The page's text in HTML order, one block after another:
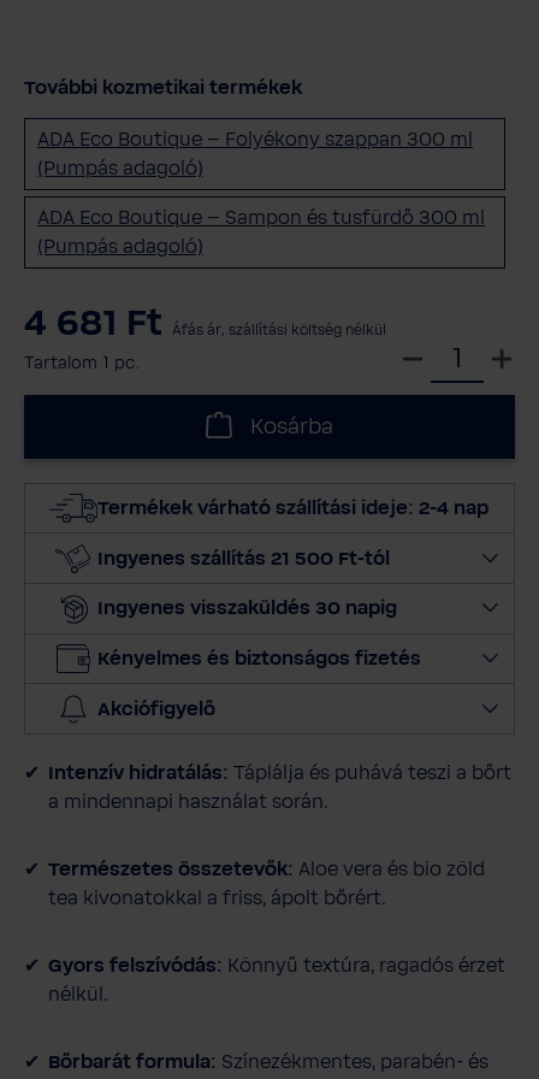
További kozmetikai termékek
ADA Eco Boutique – Folyékony szappan 300 ml
(Pumpás adagoló)
ADA Eco Boutique – Sampon és tusfürdő 300 ml
(Pumpás adagoló)
4 681 Ft Áfás ár, szállítási költség nélkül
Tartalom 1 pc.
s
m
n
y
g
Kosárba
Termékek várható szállítási ideje: 2-4 nap
Ingyenes szállítás 21 500 Ft-tól
Ingyenes visszaküldés 30 napig
Kényelmes és biztonságos fizetés
Akciófigyelő
Intenzív hidratálás: Táplálja és puhává teszi a bőrt
a mindennapi használat során.
Természetes összetevők: Aloe vera és bio zöld
tea kivonatokkal a friss, ápolt bőrért.
Gyors felszívódás: Könnyű textúra, ragadós érzet
nélkül.
Bőrbarát formula: Színezékmentes, parabén- és